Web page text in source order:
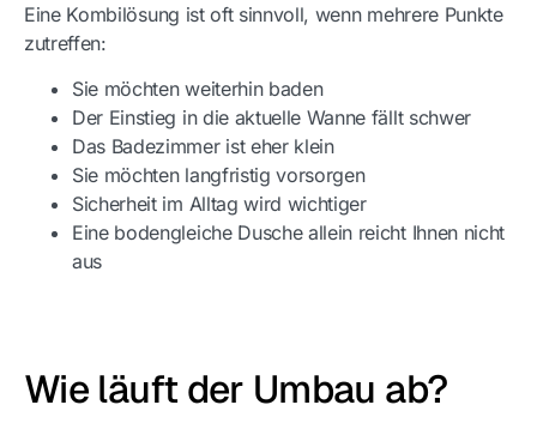
Eine Kombilösung ist oft sinnvoll, wenn mehrere Punkte
zutreffen:
Sie möchten weiterhin baden
Der Einstieg in die aktuelle Wanne fällt schwer
Das Badezimmer ist eher klein
Sie möchten langfristig vorsorgen
Sicherheit im Alltag wird wichtiger
Eine bodengleiche Dusche allein reicht Ihnen nicht
aus
Wie läuft der Umbau ab?